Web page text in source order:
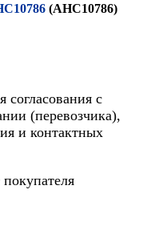
(AHC10786)
согласования с
(перевозчика),
и контактных
покупателя